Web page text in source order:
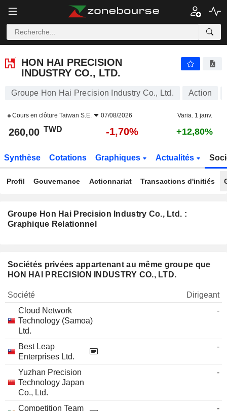
HON HAI PRECISION
INDUSTRY CO., LTD.
Groupe Hon Hai Precision Industry Co., Ltd. Action
Cours en clôture Taiwan S.E. 07/08/2026 Varia. 1 janv.
260,00 TWD -1,70% +12,80%
Synthèse Cotations Graphiques Actualités
Profil Gouvernance Actionnariat Transactions d'initiés
Groupe Hon Hai Precision Industry Co., Ltd. :
Graphique Relationnel
Sociétés privées appartenant au même groupe que
HON HAI PRECISION INDUSTRY CO., LTD.
Société
Dirigeant
Cloud Network
Technology (Samoa)
Ltd.
-
Best Leap
Enterprises Ltd.
-
Yuzhan Precision
Technology Japan
Co., Ltd.
-
Competition Team
-